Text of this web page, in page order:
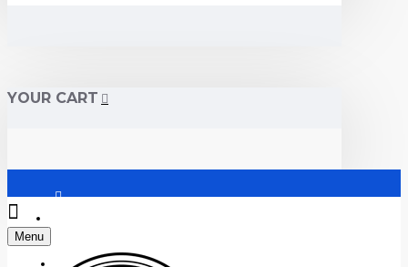
YOUR CART
Регистрация
Menu